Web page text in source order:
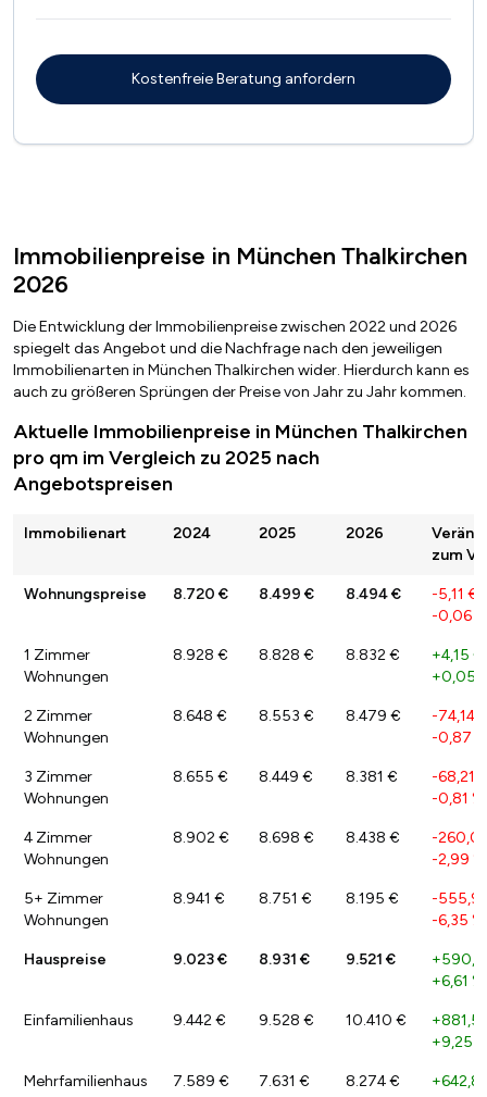
Immobilienpreise in München Thalkirchen
2026
Die Entwicklung der Immobilienpreise zwischen 2022 und 2026
spiegelt das Angebot und die Nachfrage nach den jeweiligen
Immobilienarten in München Thalkirchen wider. Hierdurch kann es
auch zu größeren Sprüngen der Preise von Jahr zu Jahr kommen.
Aktuelle Immobilienpreise in München Thalkirchen
pro qm im Vergleich zu 2025 nach
Angebotspreisen
Immobilienart 2024 2025 2026
zum
Wohnungspreise 8.720 € 8.499 € 8.494 € -5,11 €
-0,06 %
1 Zimmer
Wohnungen
8.928 € 8.828 € 8.832 € +4,15 €
+0,05
2 Zimmer
Wohnungen
8.648 € 8.553 € 8.479 €
-74,14
-0,87 %
3 Zimmer
Wohnungen
8.655 € 8.449 € 8.381 €
-68,21
-0,81 %
4 Zimmer
Wohnungen
8.902 € 8.698 € 8.438 €
-
-2,99 %
5+ Zimmer
Wohnungen
8.941 € 8.751 € 8.195 €
-
-6,35 %
Hauspreise 9.023 € 8.931 € 9.521 €
+6,61 %
Einfamilienhaus 9.442 € 9.528 € 10.410 €
+9,25
Mehrfamilienhaus 7.589 € 7.631 € 8.274 €